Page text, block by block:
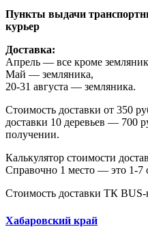
Пункты выдачи
курьер
Доставка:
Апрель — все кроме
Май — земляника,
20-31 августа — земляника.
Стоимость доставки от 350
доставки 10 деревьев — 700
получении.
Калькулятор стоимости
Справочно 1 место — это 1-
Стоимость доставки ТК BUS-
Хабаровский край